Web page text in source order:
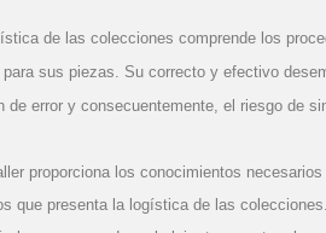
de las colecciones comprende los
para sus piezas. Su correcto y efectivo
de error y consecuentemente, el riesgo de
proporciona los conocimientos
que presenta la logística de las